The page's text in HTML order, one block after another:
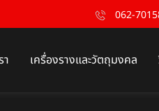
062-
า เครื่องรางและวัตถุมงคล